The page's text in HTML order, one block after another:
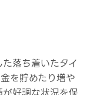
落ち着いたタイ
を貯めたり増や